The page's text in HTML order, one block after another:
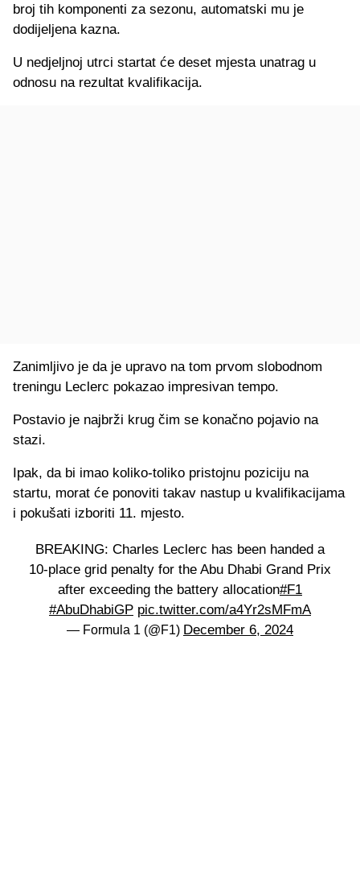
broj tih komponenti za sezonu, automatski mu je
dodijeljena kazna.
U nedjeljnoj utrci startat će deset mjesta unatrag u
odnosu na rezultat kvalifikacija.
Zanimljivo je da je upravo na tom prvom slobodnom
treningu Leclerc pokazao impresivan tempo.
Postavio je najbrži krug čim se konačno pojavio na
stazi.
Ipak, da bi imao koliko-toliko pristojnu poziciju na
startu, morat će ponoviti takav nastup u kvalifikacijama
i pokušati izboriti 11. mjesto.
BREAKING: Charles Leclerc has been handed a
10-place grid penalty for the Abu Dhabi Grand Prix
after exceeding the battery allocation#F1
#AbuDhabiGP pic.twitter.com/a4Yr2sMFmA
— Formula 1 (@F1) December 6, 2024